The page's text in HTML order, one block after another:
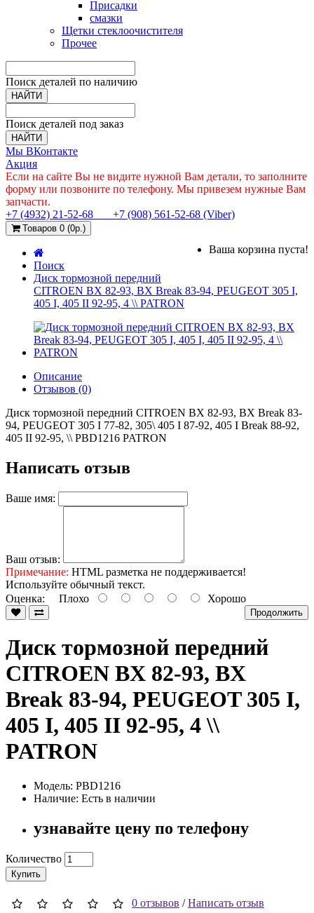
Присадки
смазки
Щетки стеклоочистителя
Прочее
Поиск деталей по наличию
НАЙТИ
Поиск деталей под заказ
НАЙТИ
Мы ВКонтакте
Акция
Если на сайте Вы не видите нужной Вам детали, то заполните
форму или позвоните по телефону. Мы привезем нужные Вам
запчасти.
+7 (4932) 21-52-68
+7 (908) 561-52-68 (Viber)
Товаров 0 (0р.)
Ваша корзина пуста!
Поиск
Диск тормозной передний
CITROEN BX 82-93, BX Break 83-94, PEUGEOT 305 I,
405 I, 405 II 92-95, 4 \\ PATRON
Описание
Отзывов (0)
Диск тормозной передний CITROEN BX 82-93, BX Break 83-
94, PEUGEOT 305 I 77-82, 305\ 405 I 87-92, 405 I Break 88-92,
405 II 92-95, \\ PBD1216 PATRON
Написать отзыв
Ваше имя:
Ваш отзыв:
Примечание: HTML разметка не поддерживается!
Используйте обычный текст.
Оценка: Плохо Хорошо
Продолжить
Диск тормозной передний
CITROEN BX 82-93, BX
Break 83-94, PEUGEOT 305 I,
405 I, 405 II 92-95, 4 \\
PATRON
Модель: PBD1216
Наличие: Есть в наличии
узнавайте цену по телефону
Количество
Купить
0 отзывов /Написать отзыв